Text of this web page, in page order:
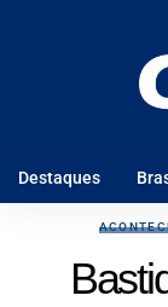
Destaques